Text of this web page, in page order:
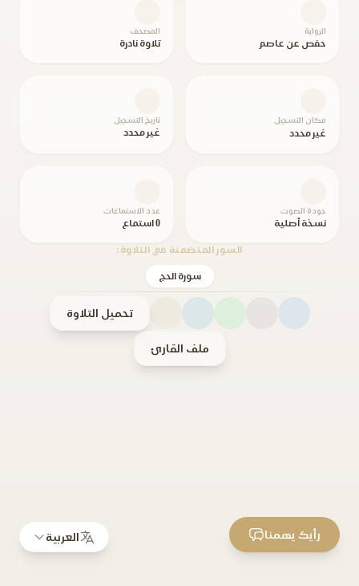
الرواية
حفص عن عاصم
المصحف
تلاوة نادرة
مكان التسجيل
غير محدد
تاريخ التسجيل
غير محدد
جودة الصوت
نسخة أصلية
عدد الاستماعات
0 استماع
السور المتضمنة في التلاوة:
سورة الحج
تحميل التلاوة
ملف القارئ
العربية رأيك يهمنا